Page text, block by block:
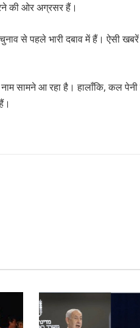
की ओर अग्रसर हैं।
से पहले भारी दबाव में हैं। ऐसी
सामने आ रहा है। हालाँकि, कल